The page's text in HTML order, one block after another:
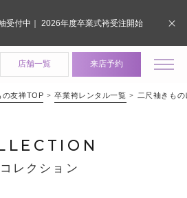
店舗一覧 来店予約
の友禅TOP 卒業袴レンタル一覧 二尺袖きも
レクション
受付中｜ 2026年度卒業式袴受注開始